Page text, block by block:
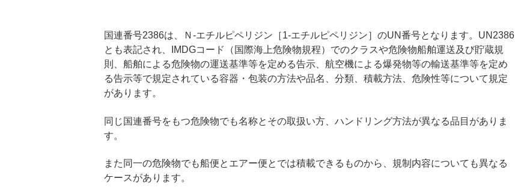
国連番号2386は、Ｎ-エチルピペリジン［1-エチルピペリジン］のUN番号となります。UN2386
とも表記され、IMDGコード（国際海上危険物規程）でのクラスや危険物船舶運送及び貯蔵規
則、船舶による危険物の運送基準等を定める告示、航空機による爆発物等の輸送基準等を定め
る告示等で規定されている容器・包装の方法や品名、分類、積載方法、危険性等について規定
があります。
同じ国連番号をもつ危険物でも名称とその取扱い方、ハンドリング方法が異なる品目がありま
す。
また同一の危険物でも船便とエアー便とでは積載できるものから、規制内容についても異なる
ケースがあります。